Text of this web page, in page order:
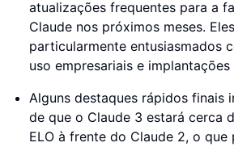
atualizações frequentes para a
Claude nos próximos meses.
particularmente entusiasmados
uso empresariais e
Alguns destaques rápidos finais
de que o Claude 3 estará cerca
ELO à frente do Claude 2, o que